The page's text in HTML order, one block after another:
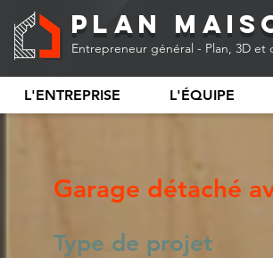
Plan
Entrepreneur général - Plan, 3D et
L'ENTREPRISE L'ÉQUIPE
Garage détaché
Type de projet